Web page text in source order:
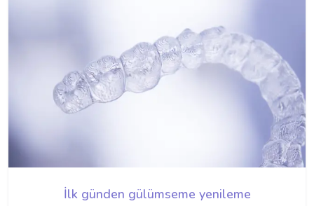
İlk günden gülümseme yenileme